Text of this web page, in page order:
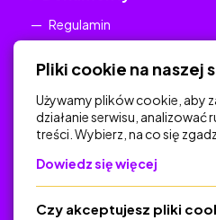
Regulamin
Na skróty
Polityka Prywatności
Regulamin
Pliki cookie na naszej
Używamy plików cookie, aby
działanie serwisu, analizować
treści. Wybierz, na co się
Dowiedz się więcej
Czy akceptujesz pliki